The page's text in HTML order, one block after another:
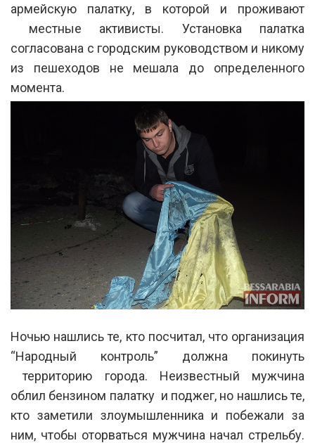
армейскую палатку, в которой и проживают
местные активисты. Установка палатка
согласована с городским руководством и никому
из пешеходов не мешала до определенного
момента.
Ночью нашлись те, кто посчитал, что организация
“Народный контроль” должна покинуть
территорию города. Неизвестный мужчина
облил бензином палатку и поджег, но нашлись те,
кто заметили злоумышленника и побежали за
ним, чтобы оторваться мужчина начал стрельбу.